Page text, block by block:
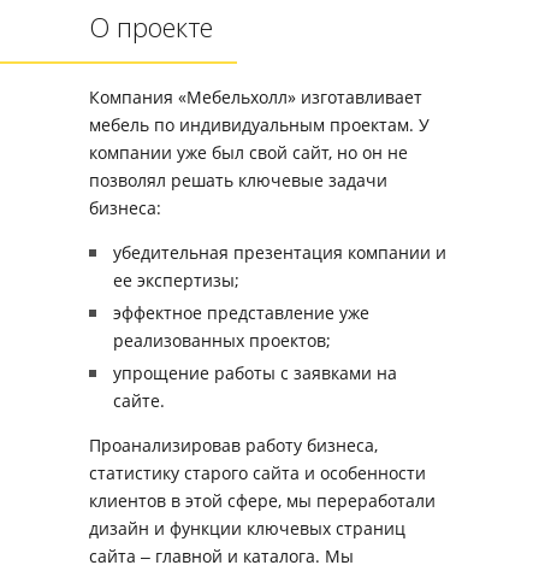
О проекте
Компания «Мебельхолл» изготавливает
мебель по индивидуальным проектам. У
компании уже был свой сайт, но он не
позволял решать ключевые задачи
бизнеса:
убедительная презентация компании и
ее экспертизы;
эффектное представление уже
реализованных проектов;
упрощение работы с заявками на
сайте.
Проанализировав работу бизнеса,
статистику старого сайта и особенности
клиентов в этой сфере, мы переработали
дизайн и функции ключевых страниц
сайта ‒ главной и каталога. Мы